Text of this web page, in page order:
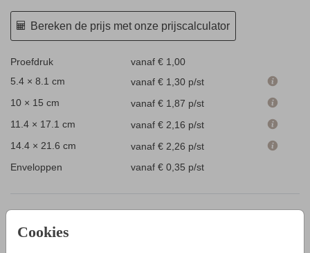
Cookies
Bereken de prijs met onze prijscalculator
Proefdruk
vanaf € 1,00
5.4 × 8.1 cm
vanaf € 1,30 p/st
10 × 15 cm
vanaf € 1,87 p/st
11.4 × 17.1 cm
vanaf € 2,16 p/st
14.4 × 21.6 cm
vanaf € 2,26 p/st
Enveloppen
vanaf € 0,35 p/st
PRODUCTINFORMATIE